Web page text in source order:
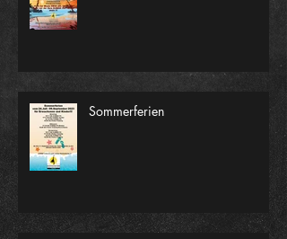
Sommerferien